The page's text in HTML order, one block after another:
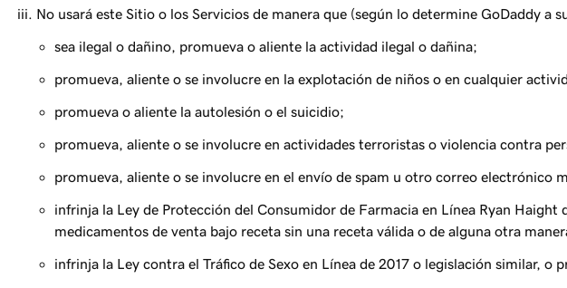
No usará este Sitio o los Servicios de manera que (según lo determine GoDaddy a
sea ilegal o dañino, promueva o aliente la actividad ilegal o dañina;
promueva, aliente o se involucre en la explotación de niños o en cualquier
promueva o aliente la autolesión o el suicidio;
promueva, aliente o se involucre en actividades terroristas o violencia contra
promueva, aliente o se involucre en el envío de spam u otro correo
infrinja la Ley de Protección del Consumidor de Farmacia en Línea Ryan
medicamentos de venta bajo receta sin una receta válida o de alguna otra
infrinja la Ley contra el Tráfico de Sexo en Línea de 2017 o legislación similar,